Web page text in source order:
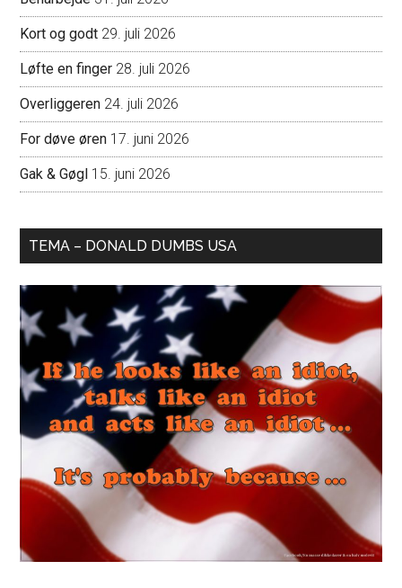
Kort og godt 29. juli 2026
Løfte en finger 28. juli 2026
Overliggeren 24. juli 2026
For døve øren 17. juni 2026
Gak & Gøgl 15. juni 2026
TEMA – DONALD DUMBS USA